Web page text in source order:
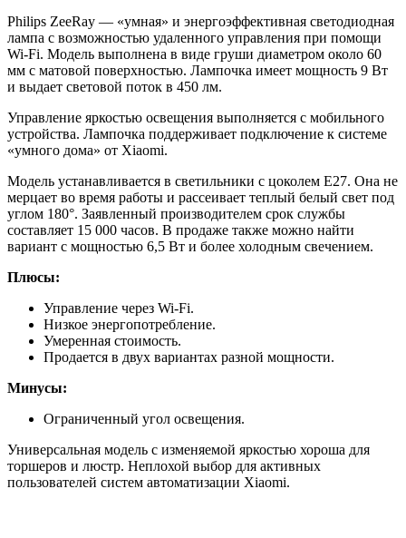
Philips ZeeRay — «умная» и энергоэффективная светодиодная
лампа с возможностью удаленного управления при помощи
Wi-Fi. Модель выполнена в виде груши диаметром около 60
мм с матовой поверхностью. Лампочка имеет мощность 9 Вт
и выдает световой поток в 450 лм.
Управление яркостью освещения выполняется с мобильного
устройства. Лампочка поддерживает подключение к системе
«умного дома» от Xiaomi.
Модель устанавливается в светильники с цоколем E27. Она не
мерцает во время работы и рассеивает теплый белый свет под
углом 180°. Заявленный производителем срок службы
составляет 15 000 часов. В продаже также можно найти
вариант с мощностью 6,5 Вт и более холодным свечением.
Плюсы:
Управление через Wi-Fi.
Низкое энергопотребление.
Умеренная стоимость.
Продается в двух вариантах разной мощности.
Минусы:
Ограниченный угол освещения.
Универсальная модель с изменяемой яркостью хороша для
торшеров и люстр. Неплохой выбор для активных
пользователей систем автоматизации Xiaomi.